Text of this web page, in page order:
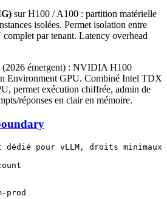
sur H100 / A100 : partition matérielle
isolées. Permet isolation entre
complet par tenant. Latency overhead
(2026 émergent) : NVIDIA H100
Environment GPU. Combiné Intel TDX
permet exécution chiffrée, admin de
réponses en clair en mémoire.
dédié pour vLLM, droits minimaux
prod